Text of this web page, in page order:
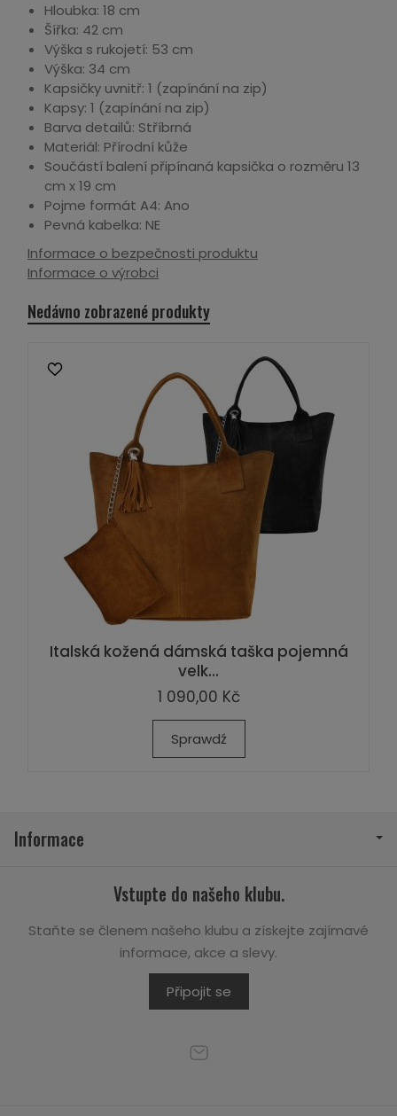
Hloubka: 18 cm
Šířka: 42 cm
Výška s rukojetí: 53 cm
Výška: 34 cm
Kapsičky uvnitř: 1 (zapínání na zip)
Kapsy: 1 (zapínání na zip)
Barva detailů: Stříbrná
Materiál: Přírodní kůže
Součástí balení připínaná kapsička o rozměru 13
cm x 19 cm
Pojme formát A4: Ano
Pevná kabelka: NE
Informace o bezpečnosti produktu
Informace o výrobci
Nedávno zobrazené produkty
Italská kožená dámská taška pojemná
velk...
1 090,00 Kč
Sprawdź
Informace
Vstupte do našeho klubu.
Staňte se členem našeho klubu a získejte zajímavé
informace, akce a slevy.
Připojit se